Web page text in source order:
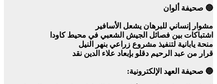
🔵 صحيفة ألوان
مشوار إنساني للبرهان يشعل الأسافير
اشتباكات بين فصائل الجيش الشعبي في محيط كاودا
منحة يابانية لتنفيذ مشروع زراعي بنهر النيل
قرار من عبد الرحيم دقلو بإبعاد علاء الدين نقد
🔵 صحيفة العهد الإلكترونية: